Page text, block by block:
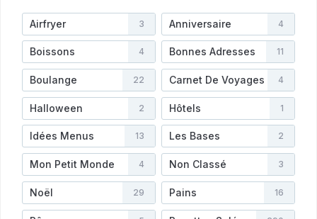
Airfryer 3 Anniversaire 4
Boissons 4 Bonnes Adresses 11
Boulange 22 Carnet De Voyages 4
Halloween 2 Hôtels 1
Idées Menus 13 Les Bases 2
Mon Petit Monde 4 Non Classé 3
Noël 29 Pains 16